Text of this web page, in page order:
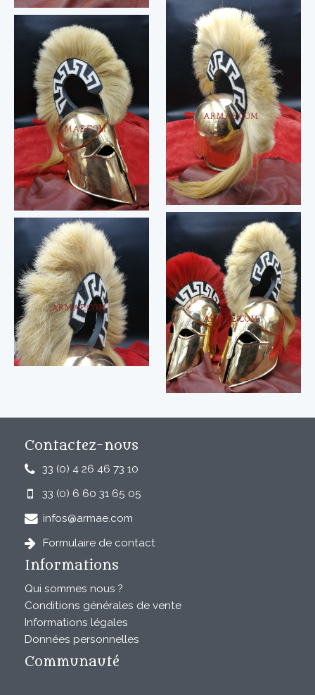
Contactez-nous
33 (0) 4 26 46 73 10
33 (0) 6 60 31 65 05
infos@armae.com
Formulaire de contact
Informations
Qui sommes nous ?
Conditions générales de vente
Informations légales
Données personnelles
Communauté